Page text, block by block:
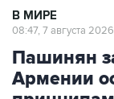
В МИРЕ
08:47, 7 августа 2026
Пашинян
Армении